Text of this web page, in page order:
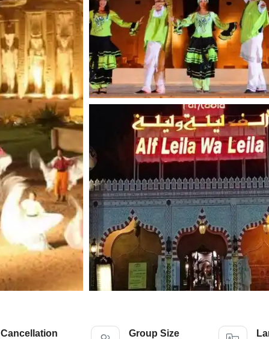
Cancellation Group Size